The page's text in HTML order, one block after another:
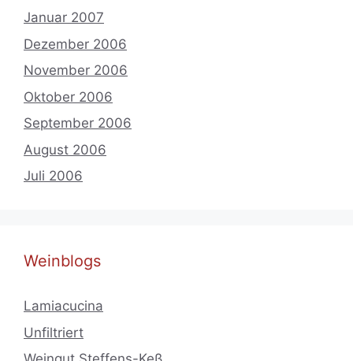
Januar 2007
Dezember 2006
November 2006
Oktober 2006
September 2006
August 2006
Juli 2006
Weinblogs
Lamiacucina
Unfiltriert